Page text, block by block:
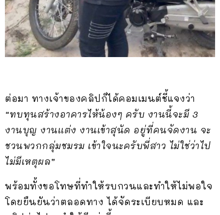
ต่อมา ทางเจ้าของคลิปก็ได้คอมเมนต์ชี้แจงว่า
“ทบทุนสร้างอาคารไห้น้องๆ ครับ งานนี้จะมี 3
งานบุญ งานเเต่ง งานเข้าสุนัด อยู่ที่คนจัดงาน จะ
ชวนพวกกลุ่มชมรม เข้าใจนะครับพี่สาว ไม่ใช่ว่าไป
ไม่มีเหตุผล”
พร้อมทั้งขอโทษที่ทำให้รบกวนและทำให้ไม่พอใจ
โดยยืนยันว่าตลอดทาง ได้จัดระเบียบหมด และ